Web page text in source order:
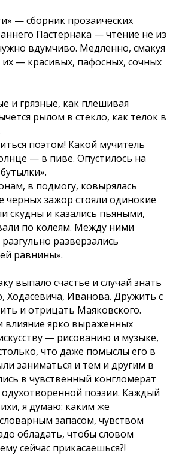
— сборник прозаических
Пастернака — чтение не из
вдумчиво. Медленно, смакуя
— красивых, пафосных, сочных
и грязные, как плешивая
рылом в стекло, как телок в
поэтом! Какой мучитель
— в пиве. Опустилось на
в подмогу, ковырялась
черных зажор стояли одинокие
скудны и казались пьяными,
по колеям. Между ними
разверзались
равнины».
выпало счастье и случай знать
Ходасевича, Иванова. Дружить с
и отрицать Маяковского.
влияние ярко выраженных
— рисованию и музыке,
что даже помыслы его в
заниматься и тем и другим в
в чувственный конгломерат
поэзии. Каждый
я думаю: каким же
запасом, чувством
обладать, чтобы словом
сейчас прикасаешься?!